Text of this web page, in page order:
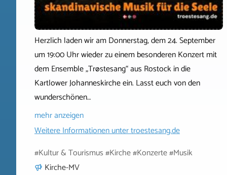
Herzlich laden wir am Donnerstag, dem 24. September
um 19:00 Uhr wieder zu einem besonderen Konzert mit
dem Ensemble „Trøstesang“ aus Rostock in die
Kartlower Johanneskirche ein. Lasst euch von den
wunderschönen…
mehr anzeigen
Weitere Informationen untertroestesang.de
#Kultur & Tourismus #Kirche #Konzerte #Musik
Kirche-MV